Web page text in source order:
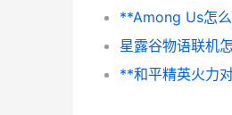
星露谷物语联机